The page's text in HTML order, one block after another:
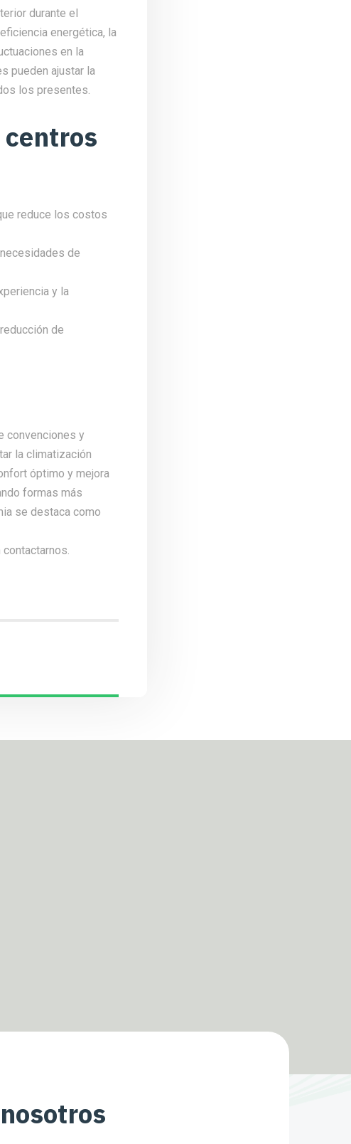
durante el
energética, la
en la
pueden ajustar la
los presentes.
reduce los costos
de
y la
de
convenciones y
la climatización
óptimo y mejora
formas más
se destaca como
contactarnos.